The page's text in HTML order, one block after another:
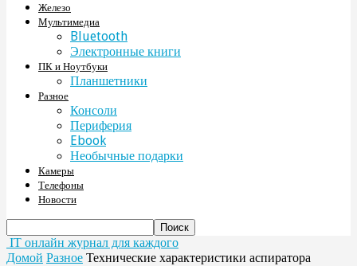
Железо
Мультимедиа
Bluetooth
Электронные книги
ПК и Ноутбуки
Планшетники
Разное
Консоли
Периферия
Ebook
Необычные подарки
Камеры
Телефоны
Новости
IT онлайн журнал для каждого
Домой Разное Технические характеристики аспиратора